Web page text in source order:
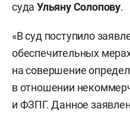
суда Ульяну Солопову.
«В суд поступило
обеспечительных
на совершение
в отношении
и ФЗПГ. Данное